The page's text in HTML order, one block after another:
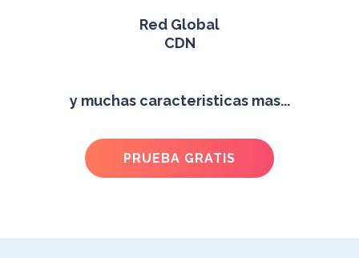
Red Global
CDN
y muchas caracteristicas mas...
PRUEBA GRATIS